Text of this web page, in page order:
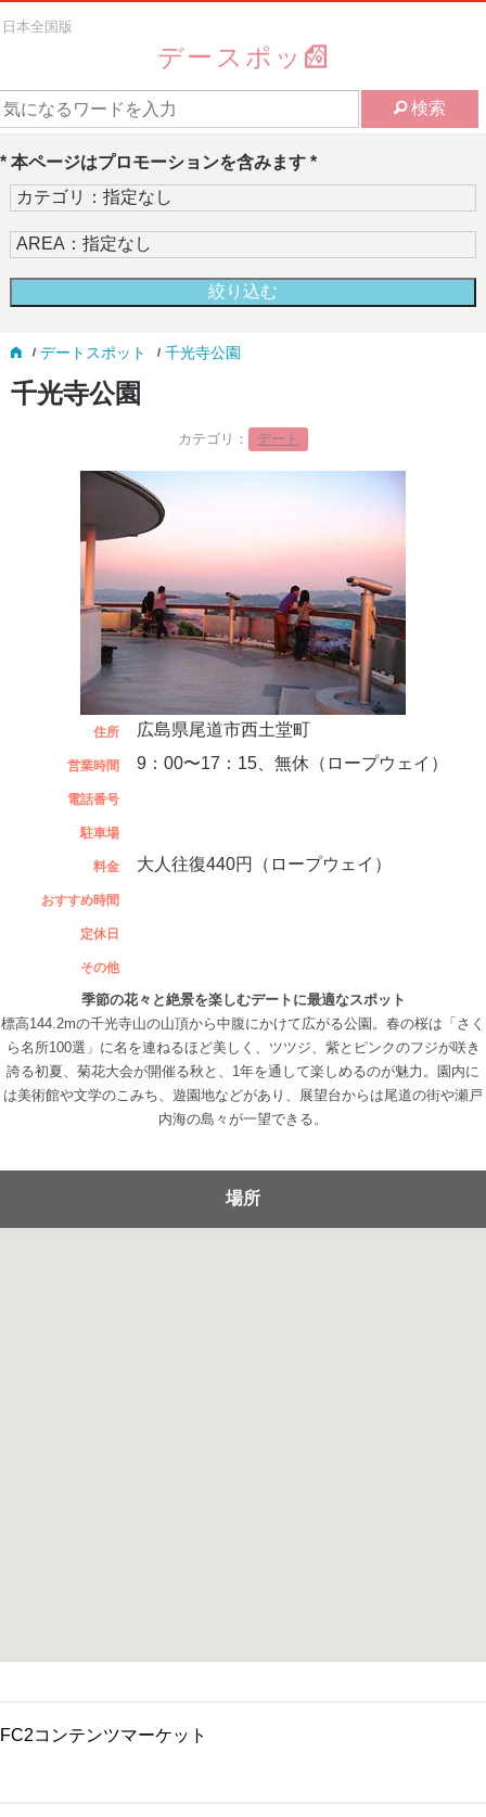
日本全国版
デースポッ
検索
* 本ページはプロモーションを含みます *
デートスポット 千光寺公園
千光寺公園
カテゴリ： デート
住所 広島県尾道市西土堂町
営業時間 9：00〜17：15、無休（ロープウェイ）
電話番号
駐車場
料金 大人往復440円（ロープウェイ）
おすすめ時間
定休日
その他
季節の花々と絶景を楽しむデートに最適なスポット
標高144.2mの千光寺山の山頂から中腹にかけて広がる公園。春の桜は「さく
ら名所100選」に名を連ねるほど美しく、ツツジ、紫とピンクのフジが咲き
誇る初夏、菊花大会が開催る秋と、1年を通して楽しめるのが魅力。園内に
は美術館や文学のこみち、遊園地などがあり、展望台からは尾道の街や瀬戸
内海の島々が一望できる。
場所
FC2コンテンツマーケット